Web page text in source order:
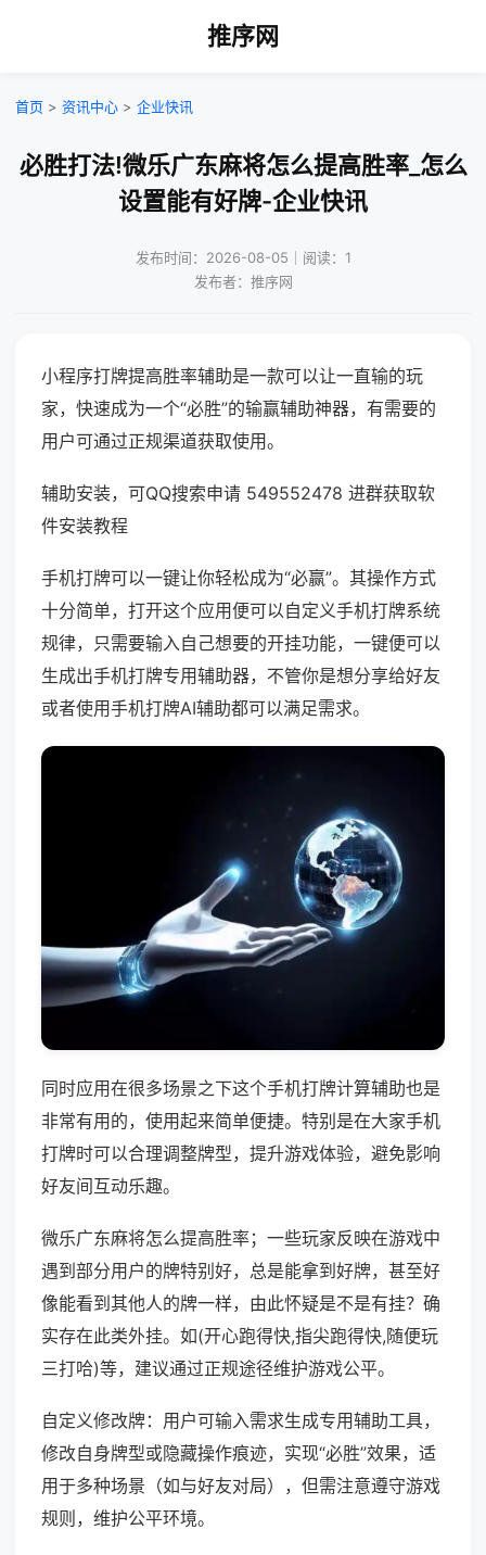
推序网
首页 > 资讯中心 > 企业快讯
必胜打法!微乐广东麻将怎么提高胜率_怎么
设置能有好牌-企业快讯
发布时间：2026-08-05｜阅读：1
发布者：推序网
小程序打牌提高胜率辅助是一款可以让一直输的玩
家，快速成为一个“必胜”的输赢辅助神器，有需要的
用户可通过正规渠道获取使用。
辅助安装，可QQ搜索申请 549552478 进群获取软
件安装教程
手机打牌可以一键让你轻松成为“必赢”。其操作方式
十分简单，打开这个应用便可以自定义手机打牌系统
规律，只需要输入自己想要的开挂功能，一键便可以
生成出手机打牌专用辅助器，不管你是想分享给好友
或者使用手机打牌AI辅助都可以满足需求。
同时应用在很多场景之下这个手机打牌计算辅助也是
非常有用的，使用起来简单便捷。特别是在大家手机
打牌时可以合理调整牌型，提升游戏体验，避免影响
好友间互动乐趣。
微乐广东麻将怎么提高胜率；一些玩家反映在游戏中
遇到部分用户的牌特别好，总是能拿到好牌，甚至好
像能看到其他人的牌一样，由此怀疑是不是有挂？确
实存在此类外挂。如(开心跑得快,指尖跑得快,随便玩
三打哈)等，建议通过正规途径维护游戏公平。
自定义修改牌：用户可输入需求生成专用辅助工具，
修改自身牌型或隐藏操作痕迹，实现“必胜”效果，适
用于多种场景（如与好友对局），但需注意遵守游戏
规则，维护公平环境。